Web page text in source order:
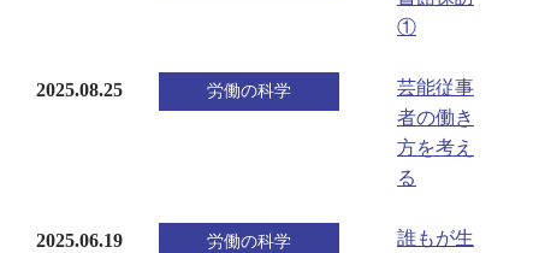
①
2025.08.25 労働の科学
芸能従事
者の働き
方を考え
る
2025.06.19 労働の科学
誰もが生